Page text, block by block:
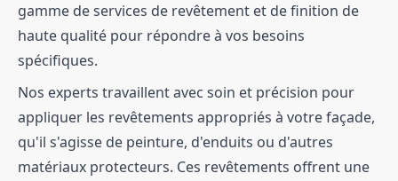
gamme de services de revêtement et de finition de
haute qualité pour répondre à vos besoins
spécifiques.
Nos experts travaillent avec soin et précision pour
appliquer les revêtements appropriés à votre façade,
qu'il s'agisse de peinture, d'enduits ou d'autres
matériaux protecteurs. Ces revêtements offrent une